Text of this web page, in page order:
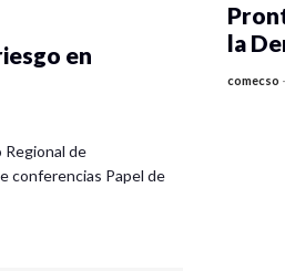
en
de
conferencias Papel de
la
comecso -